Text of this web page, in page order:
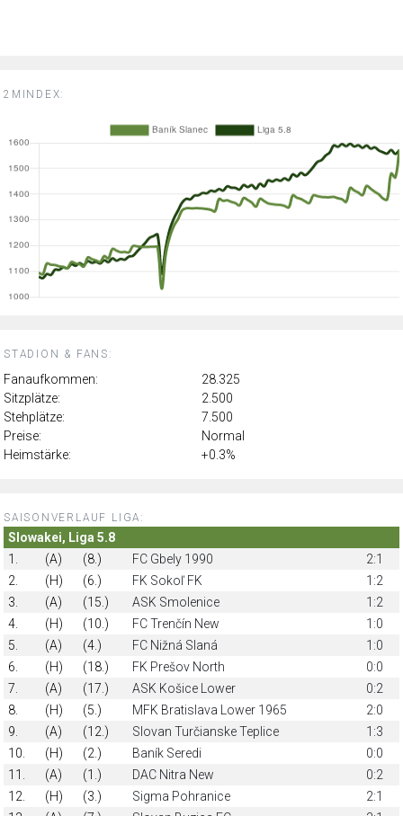
2MINDEX:
STADION & FANS:
Fanaufkommen:
28.325
Sitzplätze:
2.500
Stehplätze:
7.500
Preise:
Normal
Heimstärke:
+0.3%
SAISONVERLAUF LIGA:
Slowakei, Liga 5.8
1.
(A) (8.) FC Gbely 1990
2:1
2.
(H) (6.) FK Sokoľ FK
1:2
3.
(A) (15.) ASK Smolenice
1:2
4.
(H) (10.) FC Trenčín New
1:0
5.
(A) (4.) FC Nižná Slaná
1:0
6.
(H) (18.) FK Prešov North
0:0
7.
(A) (17.) ASK Košice Lower
0:2
8.
(H) (5.) MFK Bratislava Lower 1965
2:0
9.
(A) (12.) Slovan Turčianske Teplice
1:3
10.
(H) (2.) Baník Seredi
0:0
11.
(A) (1.) DAC Nitra New
0:2
12.
(H) (3.) Sigma Pohranice
2:1